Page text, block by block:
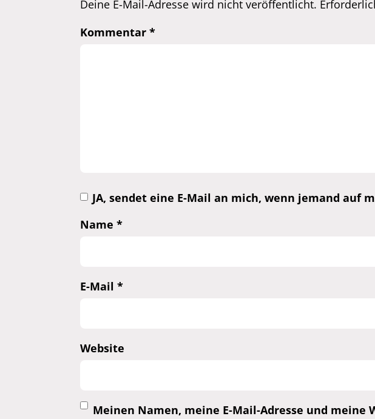
Deine E-Mail-Adresse wird nicht veröffentlicht.
Kommentar *
JA, sendet eine E-Mail an mich, wenn jemand auf
Name *
E-Mail *
Website
Meinen Namen, meine E-Mail-Adresse und